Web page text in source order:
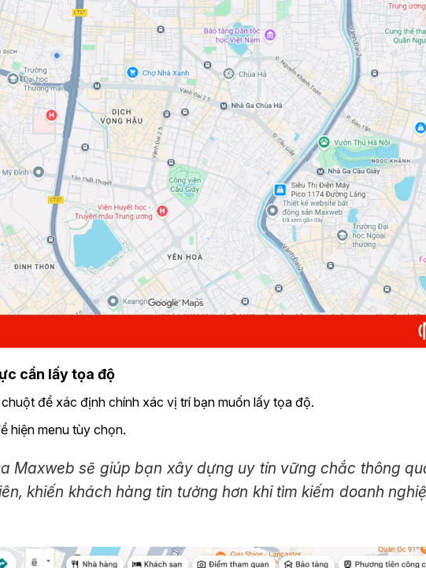
cần lấy tọa độ
để xác định chính xác vị trí bạn muốn lấy tọa độ.
hiện menu tùy chọn.
Maxweb sẽ giúp bạn xây dựng uy tín vững chắc thông
khiến khách hàng tin tưởng hơn khi tìm kiếm doanh